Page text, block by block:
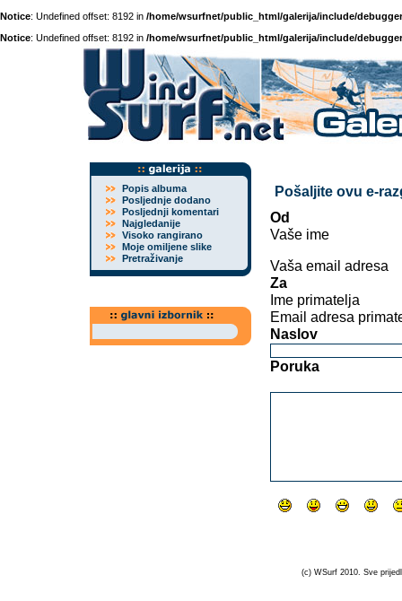
Notice: Undefined offset: 8192 in /home/wsurfnet/public_html/galerija/include/
Notice: Undefined offset: 8192 in /home/wsurfnet/public_html/galerija/include/
Popis albuma
Posljednje dodano
Posljednji komentari
Najgledanije
Visoko rangirano
Moje omiljene slike
Pretraživanje
Pošaljite ovu e-
Od
Vaše ime
Vaša email adresa
Za
Ime primatelja
Email adresa
Naslov
Poruka
(c) WSurf 2010. Sve